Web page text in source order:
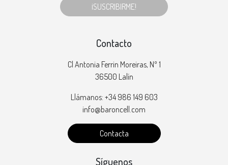
¡SUSCRIBIRME!
Contacto
Cl Antonia Ferrin Moreiras, Nº 1
36500 Lalín
Llámanos: +34 986 149 603
info@baroncell.com
Contacta
Síguenos